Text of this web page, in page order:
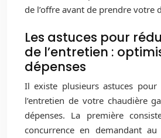
de l’offre avant de prendre votre
Les astuces pour
de l’entretien :
dépenses
Il existe plusieurs astuces
l’entretien de votre chaudière
dépenses. La première
concurrence en demandant